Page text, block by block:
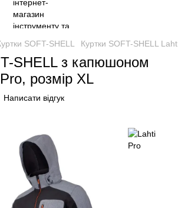
SOFT-SHELL Куртки SOFT-SHELL
SHELL з капюшоном
розмір XL
Написати відгук